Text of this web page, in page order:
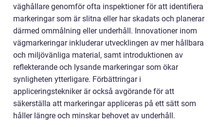
väghållare genomför ofta inspektioner för att identifiera
markeringar som är slitna eller har skadats och planerar
därmed ommålning eller underhåll. Innovationer inom
vägmarkeringar inkluderar utvecklingen av mer hållbara
och miljövänliga material, samt introduktionen av
reflekterande och lysande markeringar som ökar
synligheten ytterligare. Förbättringar i
appliceringstekniker är också avgörande för att
säkerställa att markeringar appliceras på ett sätt som
håller längre och minskar behovet av underhåll.